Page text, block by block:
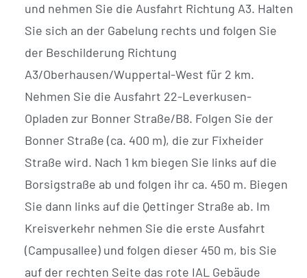
und nehmen Sie die Ausfahrt Richtung A3. Halten
Sie sich an der Gabelung rechts und folgen Sie
der Beschilderung Richtung
A3/Oberhausen/Wuppertal-West für 2 km.
Nehmen Sie die Ausfahrt 22-Leverkusen-
Opladen zur Bonner Straße/B8. Folgen Sie der
Bonner Straße (ca. 400 m), die zur Fixheider
Straße wird. Nach 1 km biegen Sie links auf die
Borsigstraße ab und folgen ihr ca. 450 m. Biegen
Sie dann links auf die Qettinger Straße ab. Im
Kreisverkehr nehmen Sie die erste Ausfahrt
(Campusallee) und folgen dieser 450 m, bis Sie
auf der rechten Seite das rote IAL Gebäude